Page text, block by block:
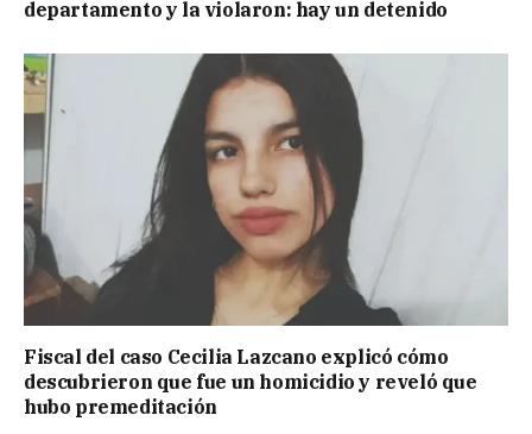
departamento y la violaron: hay un detenido
Fiscal del caso Cecilia Lazcano explicó cómo
descubrieron que fue un homicidio y reveló que
hubo premeditación